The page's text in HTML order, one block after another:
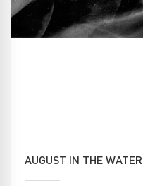
AUGUST IN THE WATER